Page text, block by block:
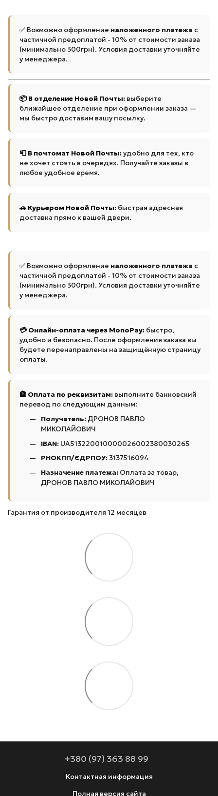
✅ Возможно оформление наложенного платежа с
частичной предоплатой - 10% от стоимости заказа
(минимально 300грн). Условия доставки уточняйте
у менеджера.
📦 В отделение Новой Почты: выберите
ближайшее отделение при оформлении заказа —
мы быстро доставим вашу посылку.
📮 В почтомат Новой Почты:удобно для тех, кто
не хочет стоять в очередях. Получайте заказы в
любое удобное время.
🚗 Курьером Новой Почты: быстрая адресная
доставка прямо к вашей двери.
✅ Возможно оформление наложенного платежа с
частичной предоплатой - 10% от стоимости заказа
(минимально 300грн). Условия доставки уточняйте
у менеджера.
💳 Онлайн-оплата через MonoPay: быстро,
удобно и безопасно. После оформления заказа вы
будете перенаправлены на защищённую страницу
оплаты.
🏦 Оплата по реквизитам: выполните банковский
перевод по следующим данным:
Получатель: ДРОНОВ ПАВЛО
МИКОЛАЙОВИЧ
IBAN: UA513220010000026002380030265
РНОКПП/ЄДРПОУ: 3137516094
Назначение платежа: Оплата за товар,
ДРОНОВ ПАВЛО МИКОЛАЙОВИЧ
Гарантия от производителя 12 месяцев
+380 (97) 363 88 99
Контактная информация
Полная версия сайта